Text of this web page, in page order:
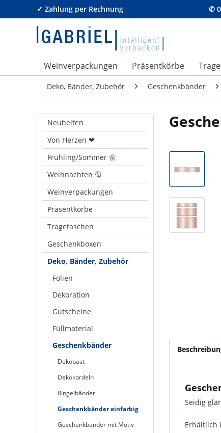
✓ Zahlung per Rechnung ✆
Weinverpackungen Präsentkörbe
Deko, Bänder, Zubehör Geschenkbänder
Neuheiten
Von Herzen ❤
Frühling/Sommer 🌼
Weihnachten 🎅
Weinverpackungen
Präsentkörbe
Tragetaschen
Geschenkboxen
Deko, Bänder, Zubehör
Folien
Dekoration
Gutscheine
Füllmaterial
Geschenkbänder
Dekobast
Dekokordeln
Ringelbänder
Geschenkbänder einfarbig
Geschenkbänder mit Motiv
Seidig
Erhältlich